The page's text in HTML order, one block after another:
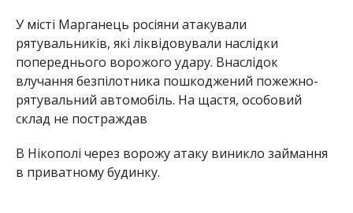
У місті Марганець росіяни атакували
рятувальників, які ліквідовували наслідки
попереднього ворожого удару. Внаслідок
влучання безпілотника пошкоджений пожежно-
рятувальний автомобіль. На щастя, особовий
склад не постраждав
В Нікополі через ворожу атаку виникло займання
в приватному будинку.